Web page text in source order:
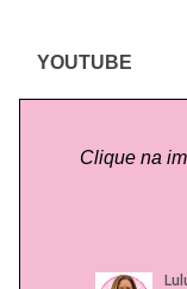
YOUTUBE
Clique na